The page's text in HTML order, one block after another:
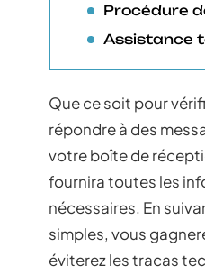
Procédure
Assistance
Que ce soit pour
répondre à des
votre boîte de
fournira toutes les
nécessaires. En
simples, vous
éviterez les tracas